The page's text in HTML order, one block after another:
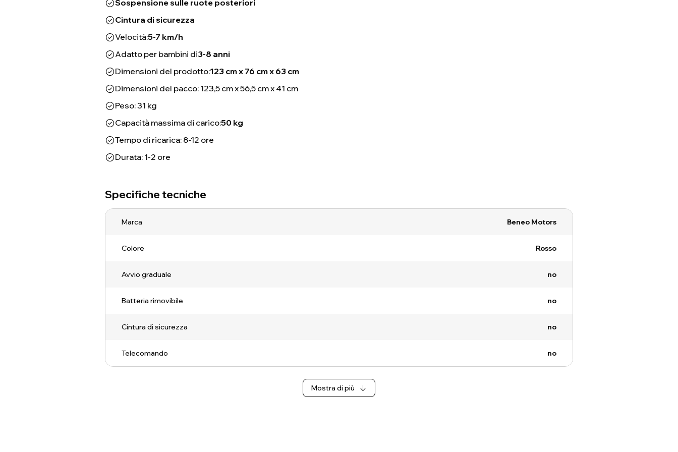
Sospensione sulle ruote posteriori
Cintura di sicurezza
Velocità:5-7 km/h
Adatto per bambini di3-8 anni
Dimensioni del prodotto:123 cm x 76 cm x 63 cm
Dimensioni del pacco: 123,5 cm x 56,5 cm x 41 cm
Peso: 31 kg
Capacità massima di carico:50 kg
Tempo di ricarica: 8-12 ore
Durata: 1-2 ore
Specifiche tecniche
Marca Beneo Motors
Colore Rosso
Avvio graduale no
Batteria rimovibile no
Cintura di sicurezza no
Telecomando no
Mostra di più